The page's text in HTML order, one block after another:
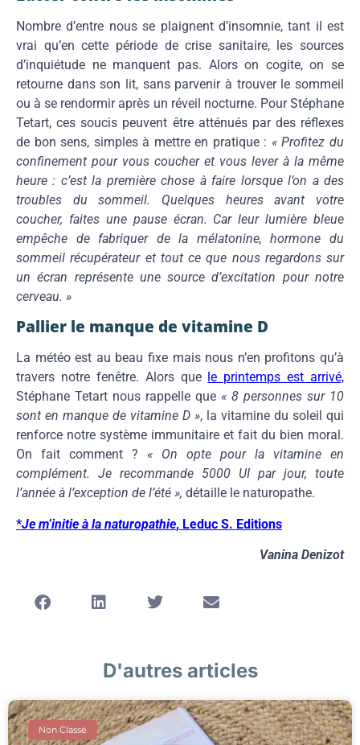
Nombre d’entre nous se plaignent d’insomnie, tant il est
vrai qu’en cette période de crise sanitaire, les sources
d’inquiétude ne manquent pas. Alors on cogite, on se
retourne dans son lit, sans parvenir à trouver le sommeil
ou à se rendormir après un réveil nocturne. Pour Stéphane
Tetart, ces soucis peuvent être atténués par des réflexes
de bon sens, simples à mettre en pratique : « Profitez du
confinement pour vous coucher et vous lever à la même
heure : c’est la première chose à faire lorsque l’on a des
troubles du sommeil. Quelques heures avant votre
coucher, faites une pause écran. Car leur lumière bleue
empêche de fabriquer de la mélatonine, hormone du
sommeil récupérateur et tout ce que nous regardons sur
un écran représente une source d’excitation pour notre
cerveau. »
Pallier le manque de vitamine D
La météo est au beau fixe mais nous n’en profitons qu’à
travers notre fenêtre. Alors que le printemps est arrivé,
Stéphane Tetart nous rappelle que « 8 personnes sur 10
sont en manque de vitamine D », la vitamine du soleil qui
renforce notre système immunitaire et fait du bien moral.
On fait comment ? « On opte pour la vitamine en
complément. Je recommande 5000 UI par jour, toute
l’année à l’exception de l’été », détaille le naturopathe.
*Je m’initie à la naturopathie, Leduc S. Editions
Vanina Denizot
D'autres articles
Non Classé